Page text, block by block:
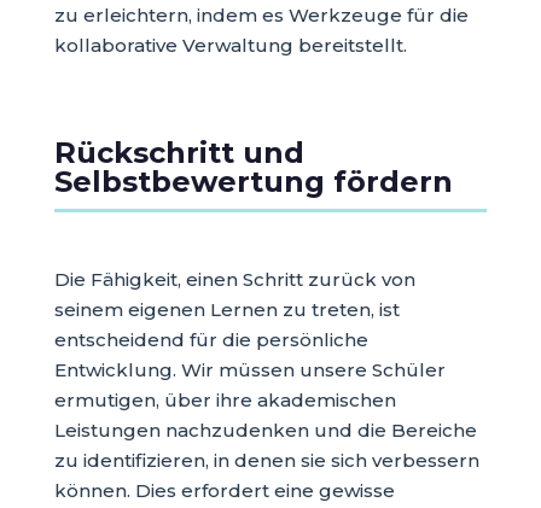
zu erleichtern, indem es Werkzeuge für die
kollaborative Verwaltung bereitstellt.
Rückschritt und
Selbstbewertung fördern
Die Fähigkeit, einen Schritt zurück von
seinem eigenen Lernen zu treten, ist
entscheidend für die persönliche
Entwicklung. Wir müssen unsere Schüler
ermutigen, über ihre akademischen
Leistungen nachzudenken und die Bereiche
zu identifizieren, in denen sie sich verbessern
können. Dies erfordert eine gewisse